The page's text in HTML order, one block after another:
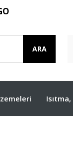
ARA